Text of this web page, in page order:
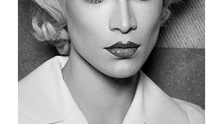
Juré de l’édition “Le futur du travail”